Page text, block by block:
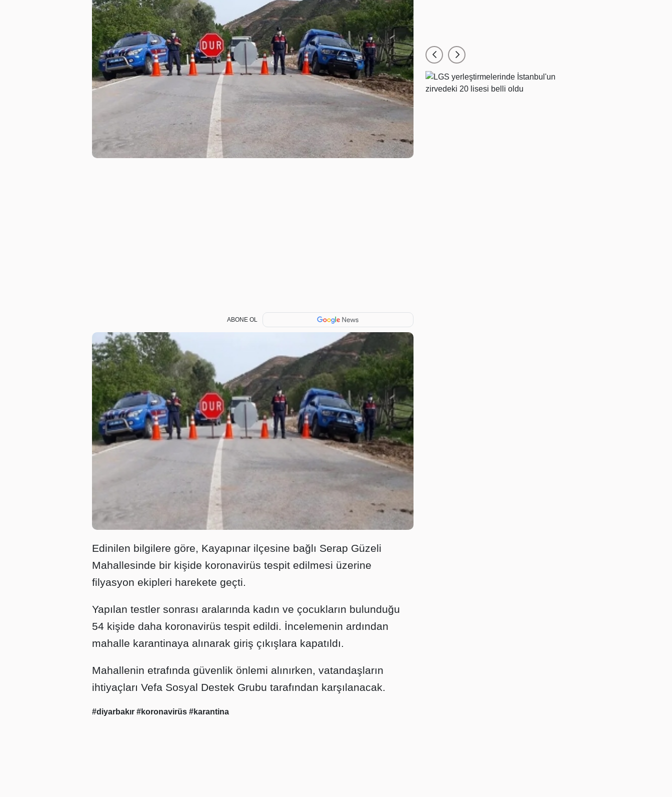
ABONE OL
Edinilen bilgilere göre, Kayapınar ilçesine bağlı Serap Güzeli
Mahallesinde bir kişide koronavirüs tespit edilmesi üzerine
filyasyon ekipleri harekete geçti.
Yapılan testler sonrası aralarında kadın ve çocukların bulunduğu
54 kişide daha koronavirüs tespit edildi. İncelemenin ardından
mahalle karantinaya alınarak giriş çıkışlara kapatıldı.
Mahallenin etrafında güvenlik önlemi alınırken, vatandaşların
ihtiyaçları Vefa Sosyal Destek Grubu tarafından karşılanacak.
#diyarbakır #koronavirüs #karantina